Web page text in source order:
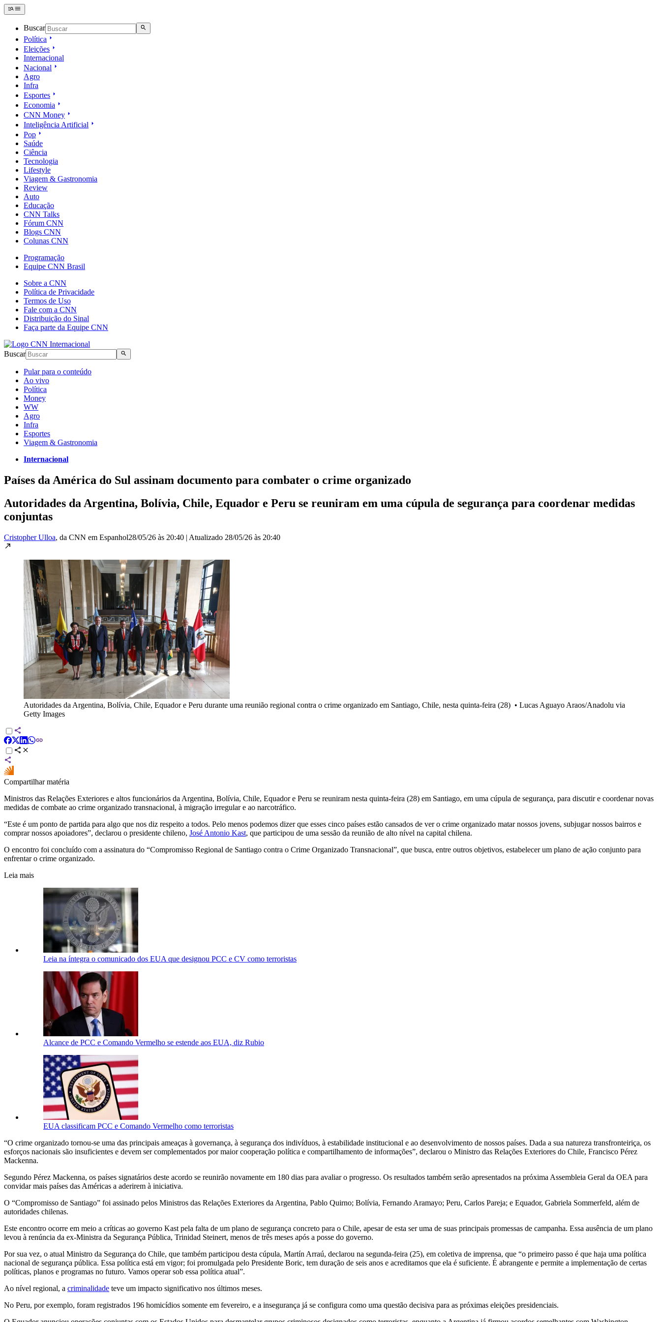
Buscar
Política
Eleições
Internacional
Nacional
Agro
Infra
Esportes
Economia
CNN Money
Inteligência Artificial
Pop
Saúde
Ciência
Tecnologia
Lifestyle
Viagem & Gastronomia
Review
Auto
Educação
CNN Talks
Fórum CNN
Blogs CNN
Colunas CNN
Programação
Equipe CNN Brasil
Sobre a CNN
Política de Privacidade
Termos de Uso
Fale com a CNN
Distribuição do Sinal
Faça parte da Equipe CNN
Buscar
Pular para o conteúdo
Ao vivo
Política
Money
WW
Agro
Infra
Esportes
Viagem & Gastronomia
Internacional
Países da América do Sul assinam documento para combater o crime organizado
Autoridades da Argentina, Bolívia, Chile, Equador e Peru se reuniram em uma cúpula de segurança para coordenar medidas
conjuntas
Cristopher Ulloa, da CNN em Espanhol28/05/26 às 20:40 | Atualizado 28/05/26 às 20:40
Autoridades da Argentina, Bolívia, Chile, Equador e Peru durante uma reunião regional contra o crime organizado em Santiago, Chile, nesta quinta-feira (28) • Lucas Aguayo Araos/Anadolu via
Getty Images
Compartilhar matéria
Ministros das Relações Exteriores e altos funcionários da Argentina, Bolívia, Chile, Equador e Peru se reuniram nesta quinta-feira (28) em Santiago, em uma cúpula de segurança, para discutir e coordenar novas
medidas de combate ao crime organizado transnacional, à migração irregular e ao narcotráfico.
“Este é um ponto de partida para algo que nos diz respeito a todos. Pelo menos podemos dizer que esses cinco países estão cansados ​​de ver o crime organizado matar nossos jovens, subjugar nossos bairros e
comprar nossos apoiadores”, declarou o presidente chileno, José Antonio Kast, que participou de uma sessão da reunião de alto nível na capital chilena.
O encontro foi concluído com a assinatura do “Compromisso Regional de Santiago contra o Crime Organizado Transnacional”, que busca, entre outros objetivos, estabelecer um plano de ação conjunto para
enfrentar o crime organizado.
Leia mais
Leia na íntegra o comunicado dos EUA que designou PCC e CV como terroristas
Alcance de PCC e Comando Vermelho se estende aos EUA, diz Rubio
EUA classificam PCC e Comando Vermelho como terroristas
“O crime organizado tornou-se uma das principais ameaças à governança, à segurança dos indivíduos, à estabilidade institucional e ao desenvolvimento de nossos países. Dada a sua natureza transfronteiriça, os
esforços nacionais são insuficientes e devem ser complementados por maior cooperação política e compartilhamento de informações”, declarou o Ministro das Relações Exteriores do Chile, Francisco Pérez
Mackenna.
Segundo Pérez Mackenna, os países signatários deste acordo se reunirão novamente em 180 dias para avaliar o progresso. Os resultados também serão apresentados na próxima Assembleia Geral da OEA para
convidar mais países das Américas a aderirem à iniciativa.
O “Compromisso de Santiago” foi assinado pelos Ministros das Relações Exteriores da Argentina, Pablo Quirno; Bolívia, Fernando Aramayo; Peru, Carlos Pareja; e Equador, Gabriela Sommerfeld, além de
autoridades chilenas.
Este encontro ocorre em meio a críticas ao governo Kast pela falta de um plano de segurança concreto para o Chile, apesar de esta ser uma de suas principais promessas de campanha. Essa ausência de um plano
levou à renúncia da ex-Ministra da Segurança Pública, Trinidad Steinert, menos de três meses após a posse do governo.
Por sua vez, o atual Ministro da Segurança do Chile, que também participou desta cúpula, Martín Arraú, declarou na segunda-feira (25), em coletiva de imprensa, que “o primeiro passo é que haja uma política
nacional de segurança pública. Essa política está em vigor; foi promulgada pelo Presidente Boric, tem duração de seis anos e acreditamos que ela é suficiente. É abrangente e permite a implementação de certas
políticas, planos e programas no futuro. Vamos operar sob essa política atual”.
Ao nível regional, a criminalidade teve um impacto significativo nos últimos meses.
No Peru, por exemplo, foram registrados 196 homicídios somente em fevereiro, e a insegurança já se configura como uma questão decisiva para as próximas eleições presidenciais.